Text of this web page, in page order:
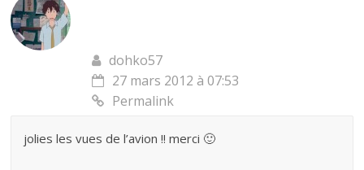
dohko57
27 mars 2012 à 07:53
Permalink
jolies les vues de l’avion !! merci 🙂